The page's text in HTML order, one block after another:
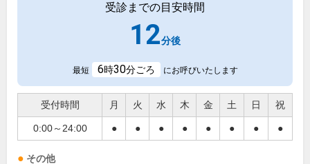
受診までの目安時間
12分後
最短 6時30分ごろ にお呼びいたします
受付時間 月 火 水 木 金 土 日 祝
0:00～24:00 ● ● ● ● ● ● ● ●
その他